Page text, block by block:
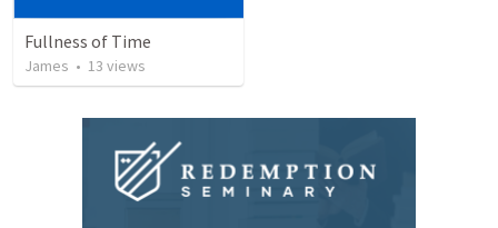
Fullness of Time
James • 13 views